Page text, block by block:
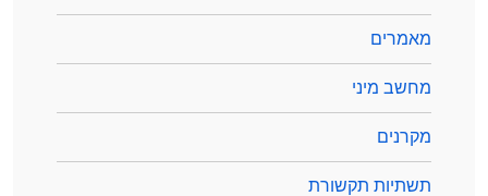
מאמרים
מחשב מיני
מקרנים
תשתיות תקשורת